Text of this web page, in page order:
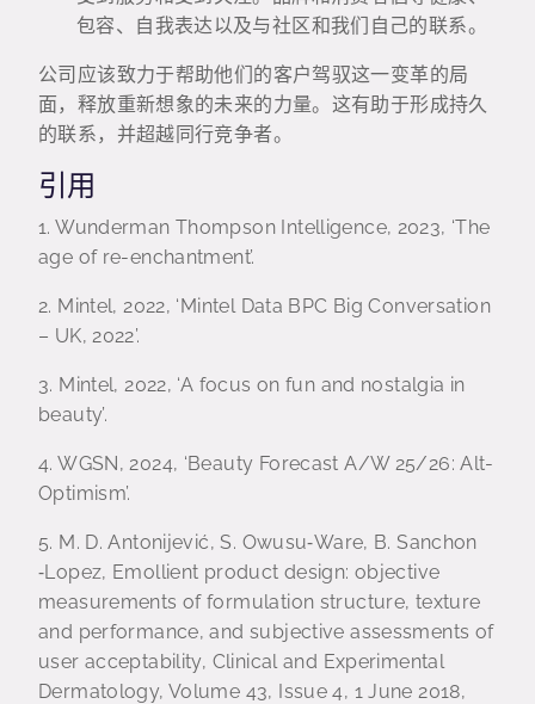
包容、自我表达以及与社区和我们自己的联系。
公司应该致力于帮助他们的客户驾驭这一变革的局
面，释放重新想象的未来的力量。这有助于形成持久
的联系，并超越同行竞争者。
引用
1. Wunderman Thompson Intelligence, 2023, ‘The
age of re-enchantment’.
2. Mintel, 2022, ‘Mintel Data BPC Big Conversation
– UK, 2022’.
3. Mintel, 2022, ‘A focus on fun and nostalgia in
beauty’.
4. WGSN, 2024, ‘Beauty Forecast A/W 25/26: Alt-
Optimism’.
5. M. D. Antonijević, S. Owusu‐Ware, B. Sanchon
‐Lopez, Emollient product design: objective
measurements of formulation structure, texture
and performance, and subjective assessments of
user acceptability, Clinical and Experimental
Dermatology, Volume 43, Issue 4, 1 June 2018,